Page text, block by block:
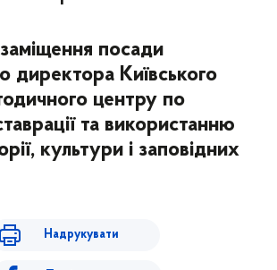
посади
директора Київського
центру по
та використанню
культури і заповідних
Надрукувати